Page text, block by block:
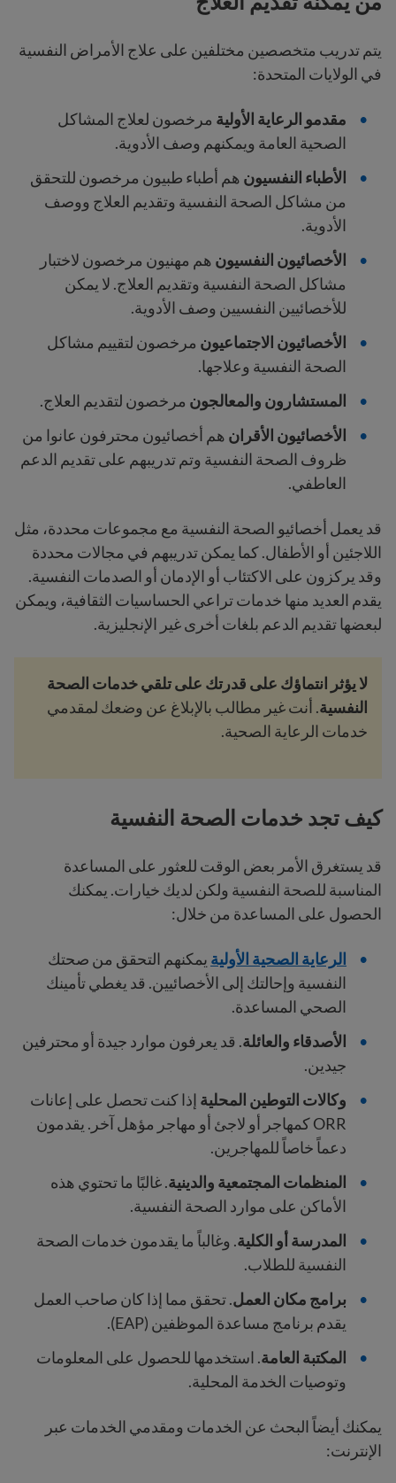
يتم تدريب متخصصين مختلفين على علاج الأمراض النفسية
في الولايات المتحدة:
مقدمو الرعاية الأولية مرخصون لعلاج المشاكل
الصحية العامة ويمكنهم وصف الأدوية.
الأطباء النفسيون هم أطباء طبيون مرخصون للتحقق
من مشاكل الصحة النفسية وتقديم العلاج ووصف
الأدوية.
الأخصائيون النفسيون هم مهنيون مرخصون لاختبار
مشاكل الصحة النفسية وتقديم العلاج. لا يمكن
للأخصائيين النفسيين وصف الأدوية.
الأخصائيون الاجتماعيون مرخصون لتقييم مشاكل
الصحة النفسية وعلاجها.
المستشارون والمعالجون مرخصون لتقديم العلاج.
الأخصائيون الأقران هم أخصائيون محترفون عانوا من
ظروف الصحة النفسية وتم تدريبهم على تقديم الدعم
العاطفي.
قد يعمل أخصائيو الصحة النفسية مع مجموعات محددة، مثل
اللاجئين أو الأطفال. كما يمكن تدريبهم في مجالات محددة
وقد يركزون على الاكتئاب أو الإدمان أو الصدمات النفسية.
يقدم العديد منها خدمات تراعي الحساسيات الثقافية، ويمكن
لبعضها تقديم الدعم بلغات أخرى غير الإنجليزية.
لا يؤثر انتماؤك على قدرتك على تلقي خدمات الصحة
النفسية. أنت غير مطالب بالإبلاغ عن وضعك لمقدمي
خدمات الرعاية الصحية.
كيف تجد خدمات الصحة النفسية
قد يستغرق الأمر بعض الوقت للعثور على المساعدة
المناسبة للصحة النفسية ولكن لديك خيارات. يمكنك
الحصول على المساعدة من خلال:
الرعاية الصحية الأولية يمكنهم التحقق من صحتك
النفسية وإحالتك إلى الأخصائيين. قد يغطي تأمينك
الصحي المساعدة.
الأصدقاء والعائلة. قد يعرفون موارد جيدة أو محترفين
جيدين.
وكالات التوطين المحلية إذا كنت تحصل على إعانات
ORR كمهاجر أو لاجئ أو مهاجر مؤهل آخر. يقدمون
دعماً خاصاً للمهاجرين.
المنظمات المجتمعية والدينية. غالبًا ما تحتوي هذه
الأماكن على موارد الصحة النفسية.
المدرسة أو الكلية. وغالباً ما يقدمون خدمات الصحة
النفسية للطلاب.
برامج مكان العمل. تحقق مما إذا كان صاحب العمل
يقدم برنامج مساعدة الموظفين (EAP).
المكتبة العامة. استخدمها للحصول على المعلومات
وتوصيات الخدمة المحلية.
يمكنك أيضاً البحث عن الخدمات ومقدمي الخدمات عبر
الإنترنت: